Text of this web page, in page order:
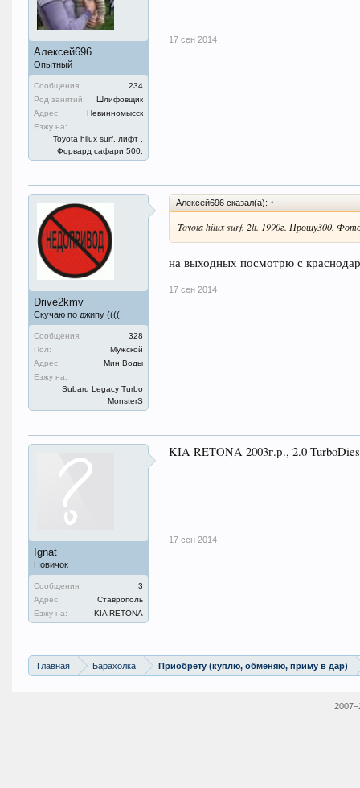
Алексей696
Опытный
Сообщения:
234
Род занятий:
Шлифовщик
Адрес:
Невинномысск
Езжу на:
Toyota hilux surf. лифт .
Форвард сафари 500.
17 сен 2014
Drive2kmv
Скучаю по джипу ((((
Сообщения:
328
Пол:
Мужской
Адрес:
Мин Воды
Езжу на:
Subaru Legacy Turbo
MonsterS
Алексей696 сказал(а): ↑
Toyota hilux surf. 2lt. 1990г. Прошу300.
на выходных посмотрю с
17 сен 2014
Ignat
Новичок
Сообщения:
3
Адрес:
Ставрополь
Езжу на:
KIA RETONA
KIA RETONA 2003г.р., 2.0
17 сен 2014
Главная Барахолка Приобрету (куплю, обменяю, приму в дар)
2007–